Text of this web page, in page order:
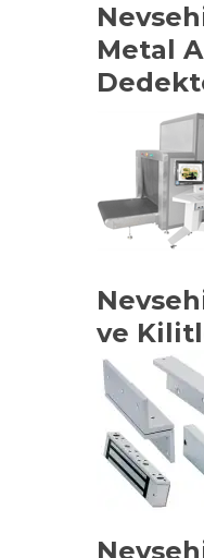
Metal
ve